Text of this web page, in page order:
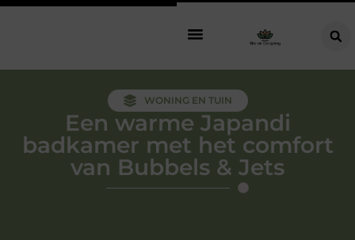
WONING EN TUIN
Een warme Japandi
badkamer met het comfort
van Bubbels & Jets